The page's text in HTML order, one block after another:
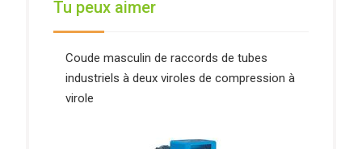
Tu peux aimer
Coude masculin de raccords de tubes
industriels à deux viroles de compression à
virole